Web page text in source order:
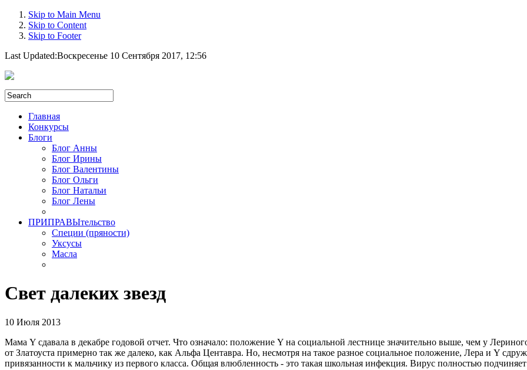
Skip to Main Menu
Skip to Content
Skip to Footer
Last Updated:Воскресенье 10 Сентября 2017, 12:56
Главная
Конкурсы
Блоги
Блог Анны
Блог Ирины
Блог Валентины
Блог Ольги
Блог Натальи
Блог Лены
ПРИПРАВЫтельство
Специи (пряности)
Уксусы
Масла
Свет далеких звезд
10 Июля 2013
Мама Y сдавала в декабре годовой отчет. Что означало: положение Y на социальной лестнице значительно выше, чем у
от Златоуста примерно так же далеко, как Альфа Центавра. Но, несмотря на такое разное социальное положение, Лера и Y
привязанности к мальчику из первого класса. Общая влюбленность - это такая школьная инфекция. Вирус полностью